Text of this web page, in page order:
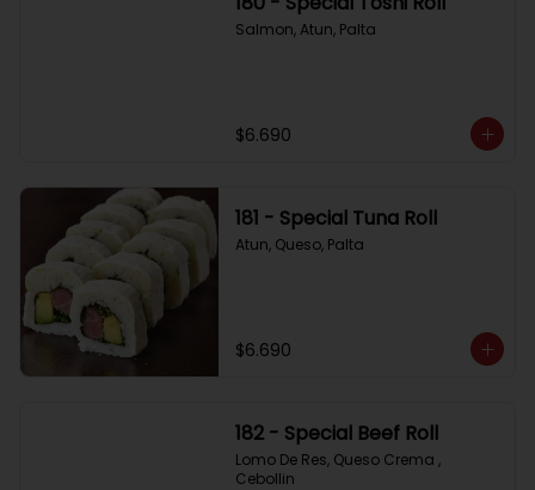
Salmon, Atun, Palta
$6.690
181 - Special Tuna Roll
Atun, Queso, Palta
$6.690
182 - Special Beef Roll
Lomo De Res, Queso Crema ,
Cebollin